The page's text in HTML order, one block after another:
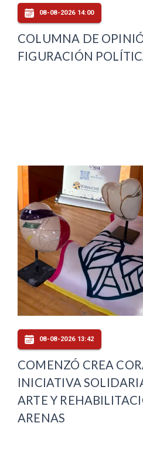
08-08-2026 14:00
COLUMNA DE
FIGURACIÓN
08-08-2026 13:42
COMENZÓ CREA
INICIATIVA
ARTE Y
ARENAS